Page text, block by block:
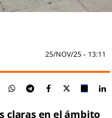
25/NOV/25 - 13:11
claras en el ámbito